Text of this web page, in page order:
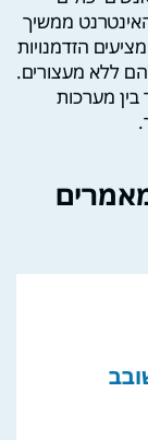
ממשיך
הזדמנויות
ללא מעצורים.
מערכות